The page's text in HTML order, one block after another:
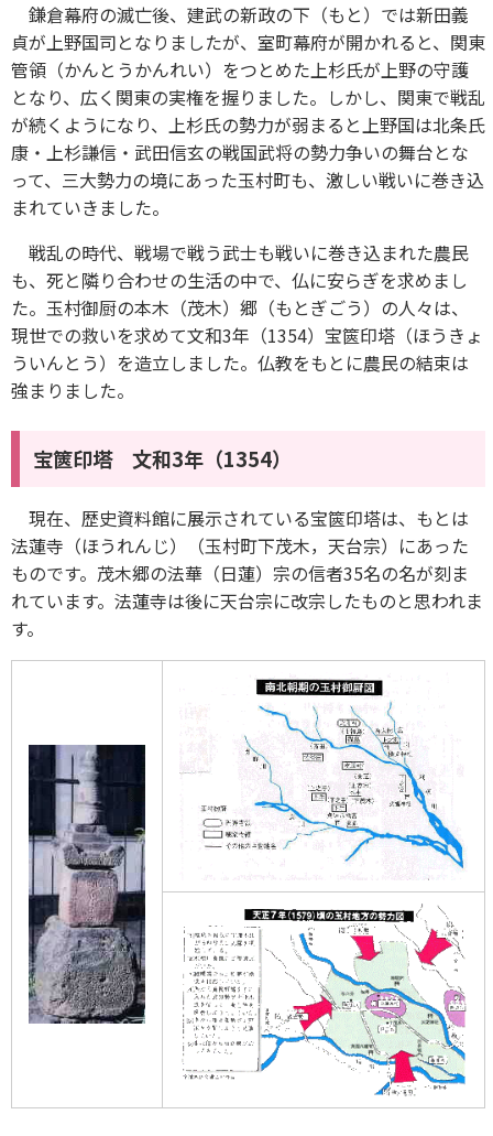
鎌倉幕府の滅亡後、建武の新政の下（もと）では新田義
貞が上野国司となりましたが、室町幕府が開かれると、関東
管領（かんとうかんれい）をつとめた上杉氏が上野の守護
となり、広く関東の実権を握りました。しかし、関東で戦乱
が続くようになり、上杉氏の勢力が弱まると上野国は北条氏
康・上杉謙信・武田信玄の戦国武将の勢力争いの舞台とな
って、三大勢力の境にあった玉村町も、激しい戦いに巻き込
まれていきました。
戦乱の時代、戦場で戦う武士も戦いに巻き込まれた農民
も、死と隣り合わせの生活の中で、仏に安らぎを求めまし
た。玉村御厨の本木（茂木）郷（もとぎごう）の人々は、
現世での救いを求めて文和3年（1354）宝篋印塔（ほうきょ
ういんとう）を造立しました。仏教をもとに農民の結束は
強まりました。
宝篋印塔 文和3年（1354）
現在、歴史資料館に展示されている宝篋印塔は、もとは
法蓮寺（ほうれんじ）（玉村町下茂木，天台宗）にあった
ものです。茂木郷の法華（日蓮）宗の信者35名の名が刻ま
れています。法蓮寺は後に天台宗に改宗したものと思われま
す。